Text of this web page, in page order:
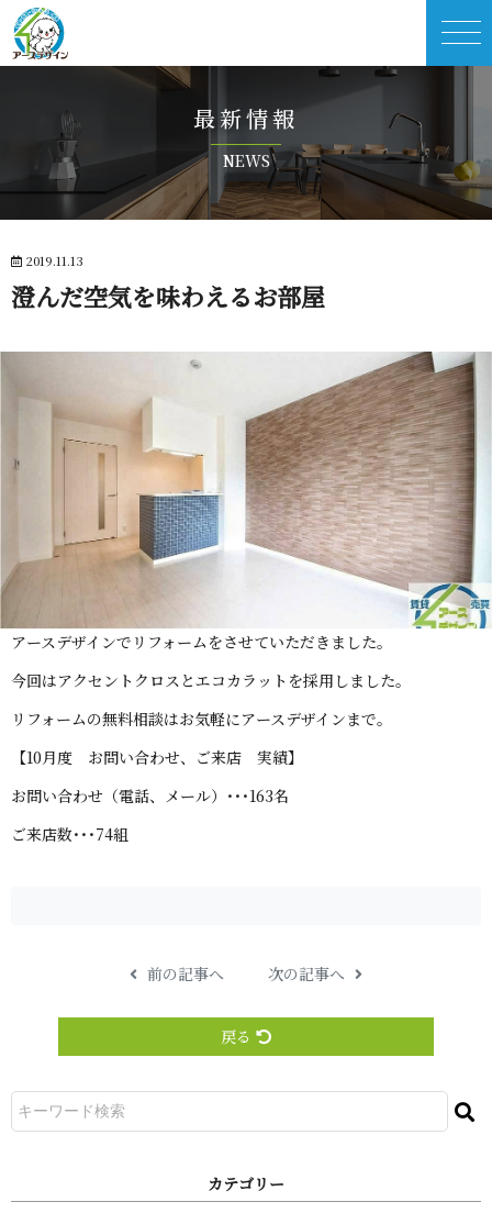
最 新 情 報
N E W S
2019.11.13
澄んだ空気を味わえ る お 部 屋
アースデザインでリフォームをさせていただき ま し た 。
今回はアクセントクロスとエコカラットを採用し ま し た 。
リフォームの無料相談はお気軽にアースデザイ ン ま で 。
【10月度 お問い合わせ、ご来店 実 績 】
お問い合わせ（電話、メール）･･･ 1 6 3 名
ご来店数･･ ･ 7 4 組
前の記事へ 次の記事へ
戻る
カ テ ゴ リ ー